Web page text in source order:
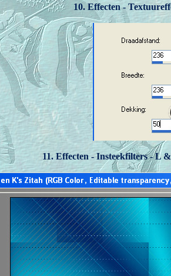
10. Effecten -
11. Effecten - Insteekfilters - L